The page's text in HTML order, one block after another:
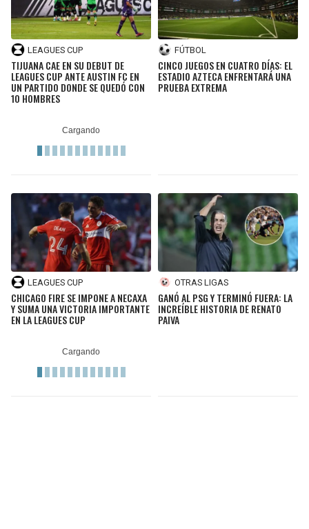
LEAGUES CUP
TIJUANA CAE EN SU DEBUT DE
LEAGUES CUP ANTE AUSTIN FC EN
UN PARTIDO DONDE SE QUEDÓ CON
10 HOMBRES
FÚTBOL
CINCO JUEGOS EN CUATRO DÍAS: EL
ESTADIO AZTECA ENFRENTARÁ UNA
PRUEBA EXTREMA
LEAGUES CUP
CHICAGO FIRE SE IMPONE A NECAXA
Y SUMA UNA VICTORIA IMPORTANTE
EN LA LEAGUES CUP
OTRAS LIGAS
GANÓ AL PSG Y TERMINÓ FUERA: LA
INCREÍBLE HISTORIA DE RENATO
PAIVA